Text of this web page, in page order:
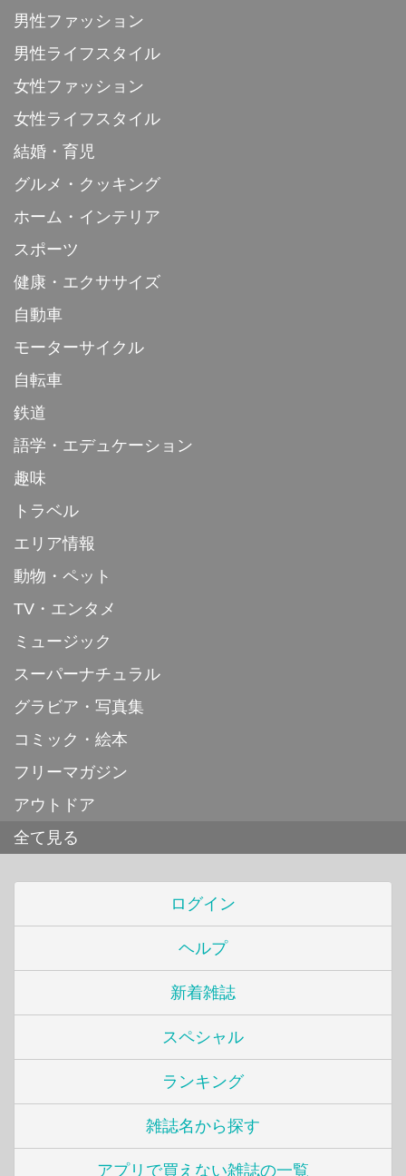
男性ファッション
男性ライフスタイル
女性ファッション
女性ライフスタイル
結婚・育児
グルメ・クッキング
ホーム・インテリア
スポーツ
健康・エクササイズ
自動車
モーターサイクル
自転車
鉄道
語学・エデュケーション
趣味
トラベル
エリア情報
動物・ペット
TV・エンタメ
ミュージック
スーパーナチュラル
グラビア・写真集
コミック・絵本
フリーマガジン
アウトドア
全て見る
ログイン
ヘルプ
新着雑誌
スペシャル
ランキング
雑誌名から探す
アプリで買えない雑誌の一覧